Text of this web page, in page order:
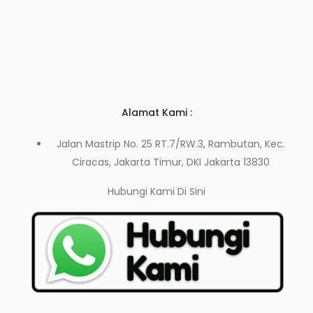
Alamat Kami :
Jalan Mastrip No. 25 RT.7/RW.3, Rambutan, Kec.
Ciracas, Jakarta Timur, DKI Jakarta 13830
Hubungi Kami Di Sini